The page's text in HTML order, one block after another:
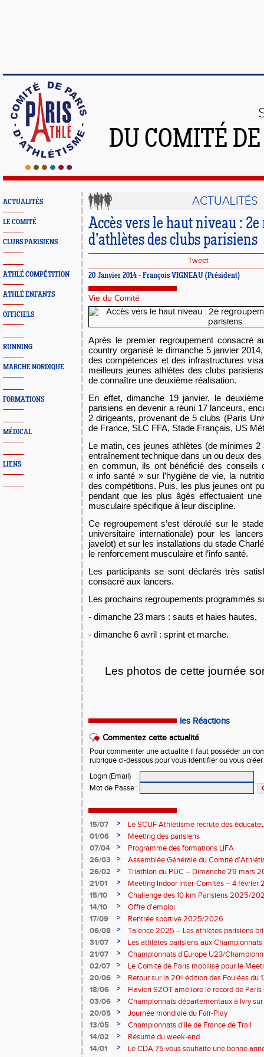
DU COMITÉ
ACTUALITÉS
LE COMITÉ
CLUBS PARISIENS
ATHLÉ COMPÉTITION
ATHLÉ ENFANTS
OFFICIELS
RUNNING
MARCHE NORDIQUE
FORMATIONS
MÉDICAL
LIENS
ACTUALITÉS
Accès vers le haut niveau :
d’athlètes des clubs parisiens
Tweet
20 Janvier 2014 - François VIGNEAU (Président)
Vie du Comité
Après le premier regroupement consacré
country organisé le dimanche 5 janvier
des compétences et des infrastructures
meilleurs jeunes athlètes des clubs
de connaître une deuxième réalisation.
En effet, dimanche 19 janvier, le deuxième
parisiens en devenir a réuni 17 lanceurs,
2 dirigeants, provenant de 5 clubs (Paris
de France, SLC FFA, Stade Français, US
Le matin, ces jeunes athlètes (de minimes
entraînement technique dans un ou deux
en commun, ils ont bénéficié des conseils
« info santé » sur l’hygiène de vie, la
des compétitions. Puis, les plus jeunes ont
pendant que les plus âgés effectuaient
musculaire spécifique à leur discipline.
Ce regroupement s’est déroulé sur le
universitaire internationale) pour les
javelot) et sur les installations du stade
le renforcement musculaire et l’info santé.
Les participants se sont déclarés très
consacré aux lancers.
Les prochains regroupements programmés
- dimanche 23 mars : sauts et haies hautes,
- dimanche 6 avril : sprint et marche.
Les photos de cette journée
les Réactions
Commentez cette actualité
Pour commenter une actualité il faut posséder un
rubrique ci-dessous pour vous identifier ou vous
Login (Email)
:
Mot de Passe :
15/07 >
Le SCUF Athlétisme recrute des
2026-2027 !
01/06 >
Meeting des parisiens
07/04
>
Programme des formations LIFA
26/03
>
Assemblée Générale du Comité
26/02
>
Triathlon du PUC – Dimanche 29 mars
21/01
>
Meeting Indoor Inter-Comités – 4 février
15/10
>
Challenge des 10 km Parisiens 2025/
14/10
>
Offre d'emploi
17/09
>
Rentrée sportive 2025/2026
06/08
>
Talence 2025 – Les athlètes parisiens
de France Élite
31/07 >
Les athlètes parisiens aux
21/07
>
Championnats d'Europe U23/
02/07
>
Le Comité de Paris mobilisé pour le
20/06
>
Retour sur la 20ᵉ édition des Foulées du
18/06
>
Flavien SZOT améliore le record de Paris
03/06
>
Championnats départementaux à Ivry
20/05
>
Journée mondiale du Fair-Play
13/05
>
Championnats d'île de France de Trail
14/02
>
Résumé du week-end
14/01
> Le CDA 75 vous souhaite une bonne